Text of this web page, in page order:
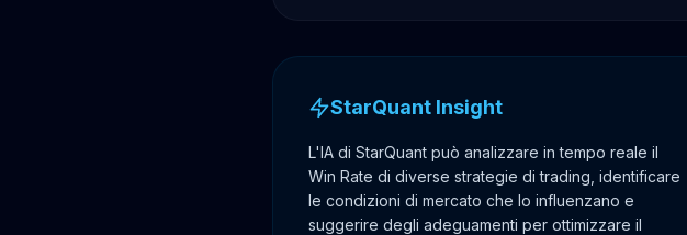
StarQuant Insight
L'IA di StarQuant può analizzare in tempo reale il
Win Rate di diverse strategie di trading, identificare
le condizioni di mercato che lo influenzano e
suggerire degli adeguamenti per ottimizzare il